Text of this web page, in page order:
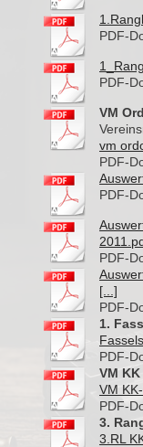
PDF-
PDF-
VM
vm
PDF-
PDF-
PDF-
[...]
PDF-
1.
PDF-
VM
VM
PDF-
3.
3.RL